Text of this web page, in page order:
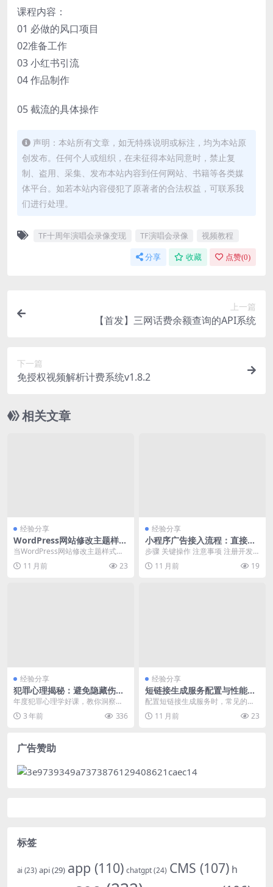
课程内容：
01 必做的风口项目
02准备工作
03 小红书引流
04 作品制作
05 截流的具体操作
声明：本站所有文章，如无特殊说明或标注，均为本站原
创发布。任何个人或组织，在未征得本站同意时，禁止复
制、盗用、采集、发布本站内容到任何网站、书籍等各类媒
体平台。如若本站内容侵犯了原著者的合法权益，可联系我
们进行处理。
TF十周年演唱会录像变现 TF演唱会录像 视频教程
分享 收藏 点赞(0)
上一篇
【首发】三网话费余额查询的API系统
下一篇
免授权视频解析计费系统v1.8.2
相关文章
经验分享
WordPress网站修改主题样式
失败怎么办解决方法
当WordPress网站修改主题样式后
出现页面显示异常，可以通过以下
步骤进行排查...
11 月前 23
经验分享
小程序广告接入流程：直接与
盈利相关，搜索意图强烈
步骤 关键操作 注意事项 注册开发
者账号 访问微信开放平台，完成企
业认证，注册小...
11 月前 19
经验分享
犯罪心理揭秘：避免隐藏伤
害，学会自我保护（玩转FBI
推理，掌握瞬间识人术）音频
合集
年度犯罪心理学好课，教你洞察罪
犯心理，掌握N个场景自我防身
术！ 杭州保姆纵火案、...
3 年前 336
经验分享
短链接生成服务配置与性能优
化实战
配置短链接生成服务时，常见的错
误包括配置文件格式错误导致服务
启动失败，以及缓存未...
11 月前 23
广告赞助
标签
ai (23) api(29) app (110) chatgpt(24) CMS (107) h